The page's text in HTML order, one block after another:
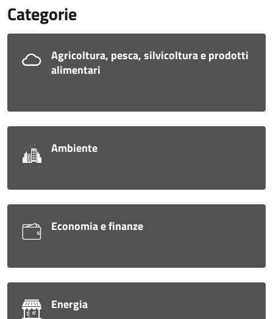
Categorie
Agricoltura, pesca, silvicoltura e prodotti
alimentari
Ambiente
Economia e finanze
Energia